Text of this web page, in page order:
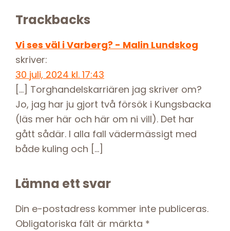
Reader
Interactions
Trackbacks
Vi ses väl i Varberg? - Malin Lundskog
skriver:
30 juli, 2024 kl. 17:43
[…] Torghandelskarriären jag skriver om?
Jo, jag har ju gjort två försök i Kungsbacka
(läs mer här och här om ni vill). Det har
gått sådär. I alla fall vädermässigt med
både kuling och […]
Lämna ett svar
Din e-postadress kommer inte publiceras.
Obligatoriska fält är märkta *